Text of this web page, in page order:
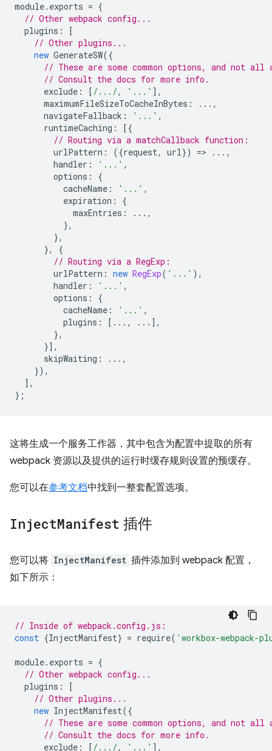
module. exports = {
// Other webpack config...
plugins :
[
// Other plugins...
new GenerateSW({
// These are some common options, and not
// Consult the docs for more info.
exclude : [ /.../, '...' ],
maximumFileSizeToCacheInBytes :
...,
navigateFallback : '...' ,
runtimeCaching :
[{
// Routing via a matchCallback function:
urlPattern : ({request, url}) =>
...,
handler : '...' ,
options :
{
cacheName : '...' ,
expiration :
{
maxEntries :
...,
},
},
},
{
// Routing via a RegExp:
urlPattern : new RegExp( '...' ),
handler : '...' ,
options :
{
cacheName : '...' ,
plugins : [...,
...],
},
}],
skipWaiting :
...,
}),
],
};
这将生成一个服务工作器，其中包含为配置中提取的所有
webpack 资源以及提供的运行时缓存规则设置的预缓存。
您可以在参考文档中找到一整套配置选项。
InjectManifest 插件
您可以将 InjectManifest 插件添加到 webpack 配置，
如下所示：
// Inside of webpack.config.js:
const {InjectManifest} = require( 'workbox-webpack-
module. exports = {
// Other webpack config...
plugins :
[
// Other plugins...
new InjectManifest({
// These are some common options, and not
// Consult the docs for more info.
exclude : [ /.../, '...' ],